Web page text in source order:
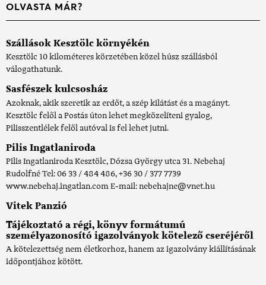
OLVASTA MÁR?
Szállások Kesztölc környékén
Kesztölc 10 kilométeres körzetében közel húsz szállásból
válogathatunk.
Sasfészek kulcsosház
Azoknak, akik szeretik az erdőt, a szép kilátást és a magányt.
Kesztölc felől a Postás úton lehet megközelíteni gyalog,
Pilisszentlélek felől autóval is fel lehet jutni.
Pilis Ingatlaniroda
Pilis Ingatlaniroda Kesztölc, Dózsa György utca 31. Nebehaj
Rudolfné Tel: 06 33 / 484 486, +36 30 / 377 7739
www.nebehaj.ingatlan.com E-mail: nebehajne@vnet.hu
Vitek Panzió
Tájékoztató a régi, könyv formátumú
személyazonosító igazolványok kötelező cseréjéről
A kötelezettség nem életkorhoz, hanem az igazolvány kiállításának
időpontjához kötött.